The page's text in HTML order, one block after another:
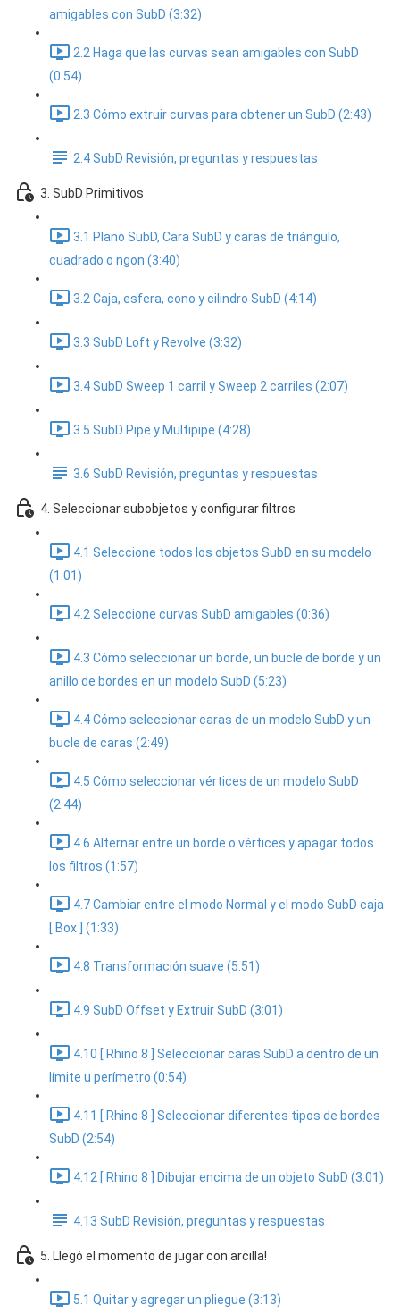
amigables con SubD (3:32)
2.2 Haga que las curvas sean amigables con SubD
(0:54)
2.3 Cómo extruir curvas para obtener un SubD (2:43)
2.4 SubD Revisión, preguntas y respuestas
3. SubD Primitivos
3.1 Plano SubD, Cara SubD y caras de triángulo,
cuadrado o ngon (3:40)
3.2 Caja, esfera, cono y cilindro SubD (4:14)
3.3 SubD Loft y Revolve (3:32)
3.4 SubD Sweep 1 carril y Sweep 2 carriles (2:07)
3.5 SubD Pipe y Multipipe (4:28)
3.6 SubD Revisión, preguntas y respuestas
4. Seleccionar subobjetos y configurar filtros
4.1 Seleccione todos los objetos SubD en su modelo
(1:01)
4.2 Seleccione curvas SubD amigables (0:36)
4.3 Cómo seleccionar un borde, un bucle de borde y un
anillo de bordes en un modelo SubD (5:23)
4.4 Cómo seleccionar caras de un modelo SubD y un
bucle de caras (2:49)
4.5 Cómo seleccionar vértices de un modelo SubD
(2:44)
4.6 Alternar entre un borde o vértices y apagar todos
los filtros (1:57)
4.7 Cambiar entre el modo Normal y el modo SubD caja
[ Box ] (1:33)
4.8 Transformación suave (5:51)
4.9 SubD Offset y Extruir SubD (3:01)
4.10 [ Rhino 8 ] Seleccionar caras SubD a dentro de un
límite u perímetro (0:54)
4.11 [ Rhino 8 ] Seleccionar diferentes tipos de bordes
SubD (2:54)
4.12 [ Rhino 8 ] Dibujar encima de un objeto SubD (3:01)
4.13 SubD Revisión, preguntas y respuestas
5. Llegó el momento de jugar con arcilla!
5.1 Quitar y agregar un pliegue (3:13)